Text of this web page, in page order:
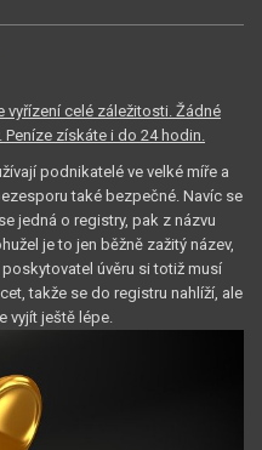
vyřízení celé záležitosti. Žádné
získáte i do 24 hodin.
podnikatelé ve velké míře a
také bezpečné. Navíc se
jedná o registry, pak z názvu
je to jen běžně zažitý název,
úvěru si totiž musí
takže se do registru nahlíží, ale
vyjít ještě lépe.